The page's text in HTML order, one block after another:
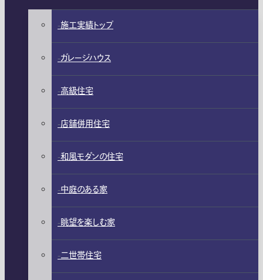
施工実績トップ
ガレージハウス
高級住宅
店舗併用住宅
和風モダンの住宅
中庭のある家
眺望を楽しむ家
二世帯住宅